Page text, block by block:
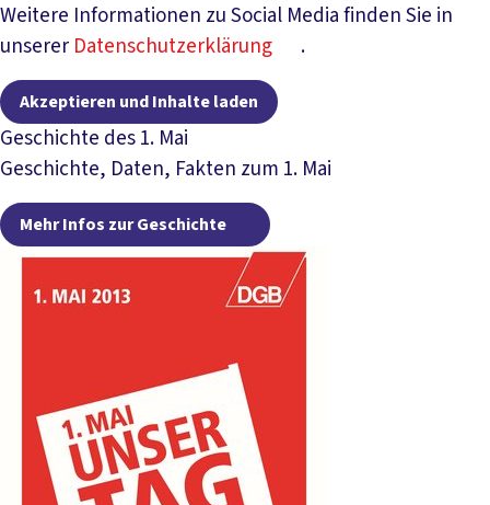
Weitere Informationen zu Social Media finden Sie in
unserer Datenschutzerklärung .
Akzeptieren und Inhalte laden
Geschichte des 1. Mai
Geschichte, Daten, Fakten zum 1. Mai
Mehr Infos zur Geschichte Mehr Infos zur